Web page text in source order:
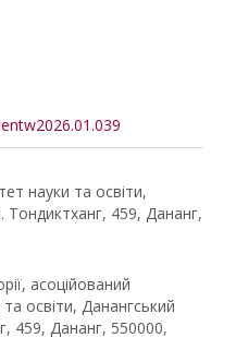
науки та освіти,
Тондиктханг, 459, Дананг,
асоційований
освіти, Данангський
459, Дананг, 550000,